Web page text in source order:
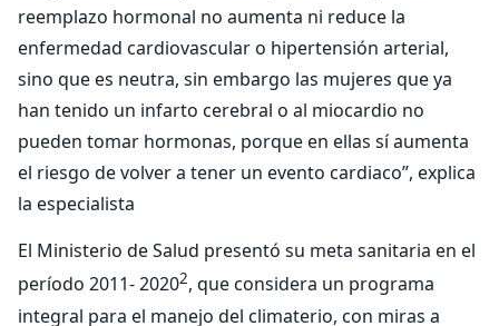
reemplazo hormonal no aumenta ni reduce la
enfermedad cardiovascular o hipertensión arterial,
sino que es neutra, sin embargo las mujeres que ya
han tenido un infarto cerebral o al miocardio no
pueden tomar hormonas, porque en ellas sí aumenta
el riesgo de volver a tener un evento cardiaco”, explica
la especialista
El Ministerio de Salud presentó su meta sanitaria en el
período 2011- 20202, que considera un programa
integral para el manejo del climaterio, con miras a